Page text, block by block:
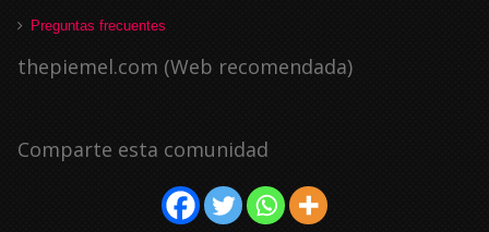
Preguntas frecuentes
thepiemel.com (Web recomendada)
Comparte esta comunidad